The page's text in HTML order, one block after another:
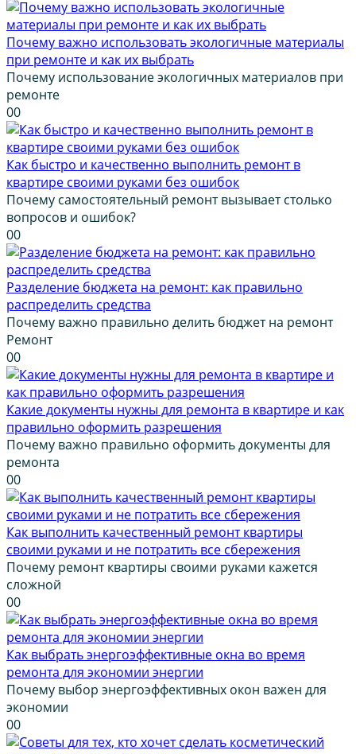
Почему важно использовать экологичные материалы
при ремонте и как их выбрать
Почему использование экологичных материалов при
ремонте
00
Как быстро и качественно выполнить ремонт в
квартире своими руками без ошибок
Почему самостоятельный ремонт вызывает столько
вопросов и ошибок?
00
Разделение бюджета на ремонт: как правильно
распределить средства
Почему важно правильно делить бюджет на ремонт
Ремонт
00
Какие документы нужны для ремонта в квартире и как
правильно оформить разрешения
Почему важно правильно оформить документы для
ремонта
00
Как выполнить качественный ремонт квартиры
своими руками и не потратить все сбережения
Почему ремонт квартиры своими руками кажется
сложной
00
Как выбрать энергоэффективные окна во время
ремонта для экономии энергии
Почему выбор энергоэффективных окон важен для
экономии
00